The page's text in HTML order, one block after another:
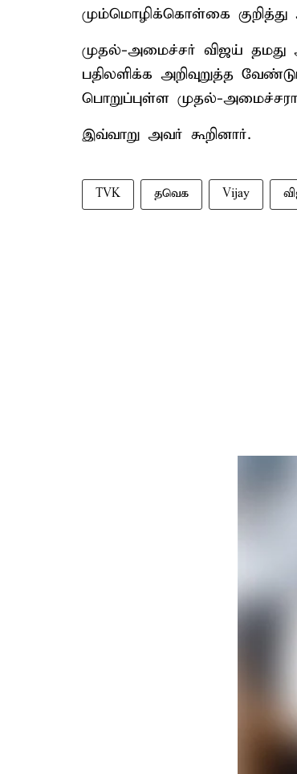
மும்மொழிக்கொள்கை
முதல்-அமைச்சர் விஜய்
பதிலளிக்க அறிவுறுத்த
பொறுப்புள்ள முதல்-
இவ்வாறு அவர் கூறினார்.
TVK தவெக Vijay